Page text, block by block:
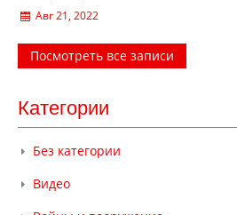
Авг 21, 2022
Посмотреть все записи
Категории
Без категории
Видео